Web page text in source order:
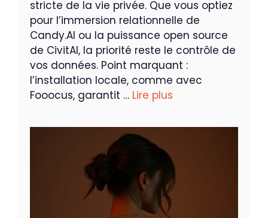
stricte de la vie privée. Que vous optiez
pour l’immersion relationnelle de
Candy.AI ou la puissance open source
de CivitAI, la priorité reste le contrôle de
vos données. Point marquant :
l’installation locale, comme avec
Fooocus, garantit … Lire plus